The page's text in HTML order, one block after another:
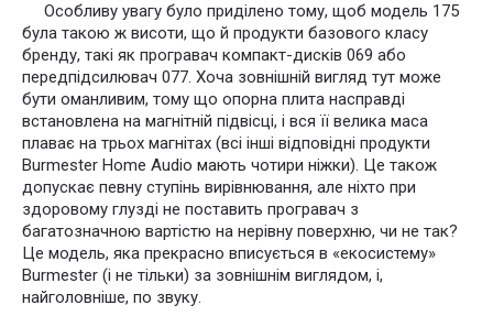
Особливу увагу було приділено тому, щоб модель 175
була такою ж висоти, що й продукти базового класу
бренду, такі як програвач компакт-дисків 069 або
передпідсилювач 077. Хоча зовнішній вигляд тут може
бути оманливим, тому що опорна плита насправді
встановлена на магнітній підвісці, і вся її велика маса
плаває на трьох магнітах (всі інші відповідні продукти
Burmester Home Audio мають чотири ніжки). Це також
допускає певну ступінь вирівнювання, але ніхто при
здоровому глузді не поставить програвач з
багатозначною вартістю на нерівну поверхню, чи не так?
Це модель, яка прекрасно вписується в «екосистему»
Burmester (і не тільки) за зовнішнім виглядом, і,
найголовніше, по звуку.